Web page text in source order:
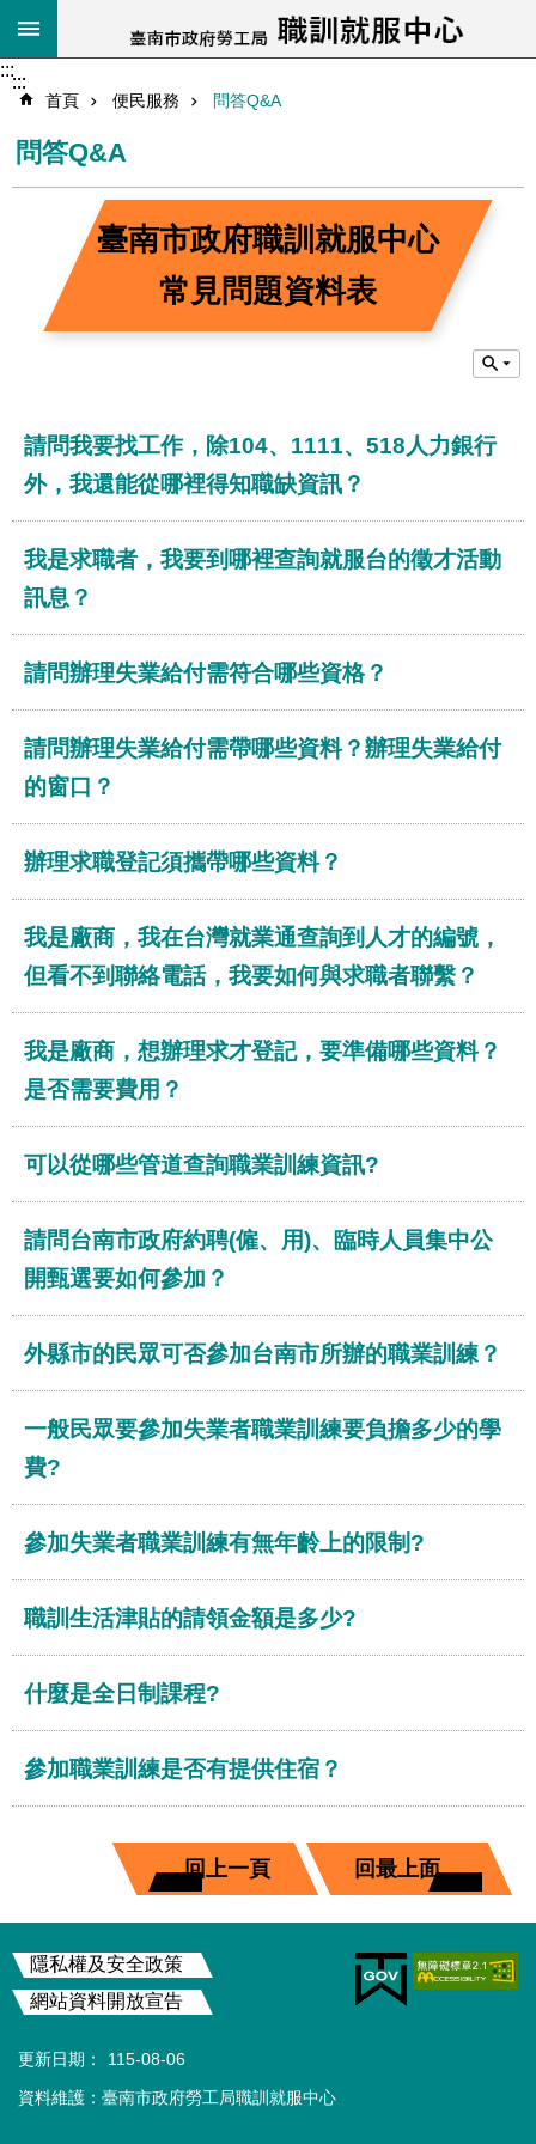
跳到主要內容區塊
搜
進
階
搜
尋
新
消
息
就
業
服
職
練
資
料
公
開
專
區
會
統
專
區
性
別
平
等
專
便
務
網
站
導
覽
English
私
安
站
料
開
放
告
:::
:::
:::
首頁 便民服務 問答Q&A
問答Q&A
臺南市政府職訓就服中心
常見問題資料表
請問我要找工作，除104、1111、518人力銀行
外，我還能從哪裡得知職缺資訊？
我是求職者，我要到哪裡查詢就服台的徵才活動
訊息？
請問辦理失業給付需符合哪些資格？
請問辦理失業給付需帶哪些資料？辦理失業給付
的窗口？
辦理求職登記須攜帶哪些資料？
我是廠商，我在台灣就業通查詢到人才的編號，
但看不到聯絡電話，我要如何與求職者聯繫？
我是廠商，想辦理求才登記，要準備哪些資料？
是否需要費用？
可以從哪些管道查詢職業訓練資訊?
請問台南市政府約聘(僱、用)、臨時人員集中公
開甄選要如何參加？
外縣市的民眾可否參加台南市所辦的職業訓練？
一般民眾要參加失業者職業訓練要負擔多少的學
費?
參加失業者職業訓練有無年齡上的限制?
職訓生活津貼的請領金額是多少?
什麼是全日制課程?
參加職業訓練是否有提供住宿？
回上一頁 回最上面
隱私權及安全政策
網站資料開放宣告
更新日期：
115-08-06
資料維護：臺南市政府勞工局職訓就服中心